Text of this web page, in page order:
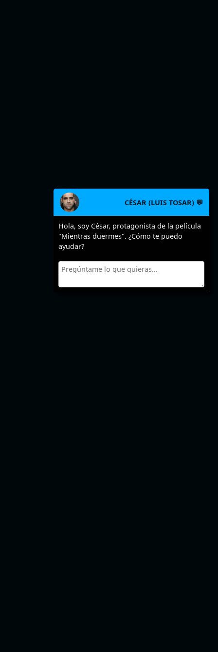
CÉSAR (LUIS TOSAR) 💬
Hola, soy César, protagonista de la película
"Mientras duermes". ¿Cómo te puedo
ayudar?